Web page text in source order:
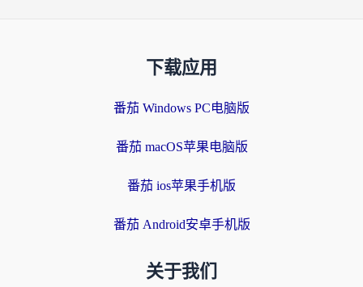
下载应用
番茄 Windows PC电脑版
番茄 macOS苹果电脑版
番茄 ios苹果手机版
番茄 Android安卓手机版
关于我们